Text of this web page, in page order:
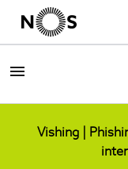
Vishing |